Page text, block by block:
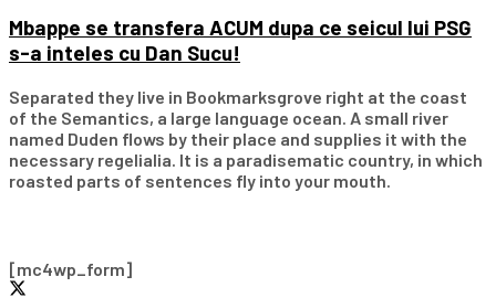
Mbappe se transfera ACUM dupa ce seicul lui PSG
s-a inteles cu Dan Sucu!
Separated they live in Bookmarksgrove right at the coast
of the Semantics, a large language ocean. A small river
named Duden flows by their place and supplies it with the
necessary regelialia. It is a paradisematic country, in which
roasted parts of sentences fly into your mouth.
[mc4wp_form]